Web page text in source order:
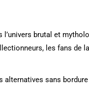
l’univers brutal et
les fans
alternatives sans